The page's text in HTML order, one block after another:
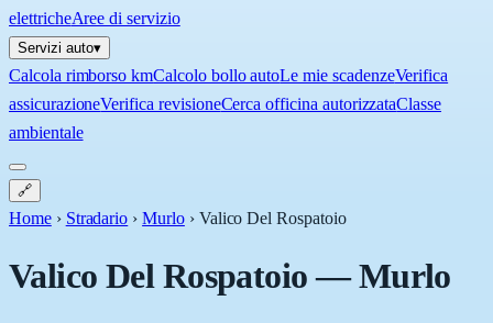
elettricheAree di servizio
Servizi auto▾
Calcola rimborso kmCalcolo bollo autoLe mie scadenzeVerifica
assicurazioneVerifica revisioneCerca officina autorizzataClasse
ambientale
🔗
Home › Stradario › Murlo › Valico Del Rospatoio
Valico Del Rospatoio—Murlo